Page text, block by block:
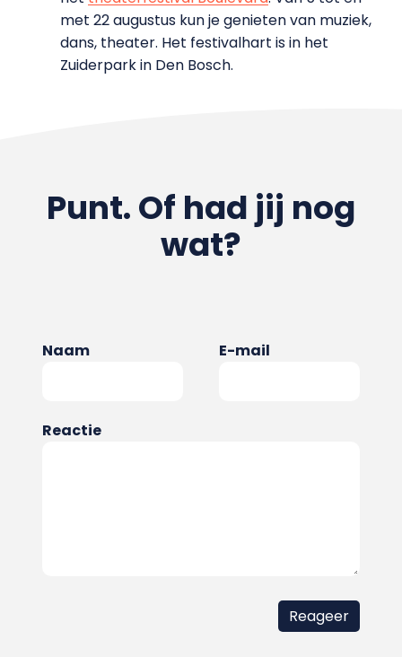
met 22 augustus kun je genieten van muziek,
dans, theater. Het festivalhart is in het
Zuiderpark in Den Bosch.
Punt. Of had jij nog
wat?
Naam E-mail
Reactie